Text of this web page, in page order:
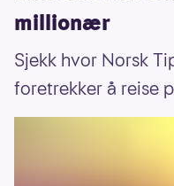
millionær
Sjekk hvor Norsk
foretrekker å reise